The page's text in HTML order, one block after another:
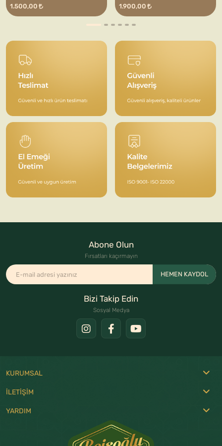
1.500,00 1.900,00
Abone Olun
Fırsatları kaçırmayın
HEMEN KAYDOL
Bizi Takip Edin
Sosyal Medya
KURUMSAL
İLETİŞİM
YARDIM